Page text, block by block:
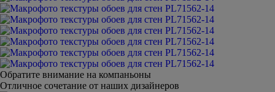
Обратите внимание на компаньоны
Отличное сочетание от наших дизайнеров